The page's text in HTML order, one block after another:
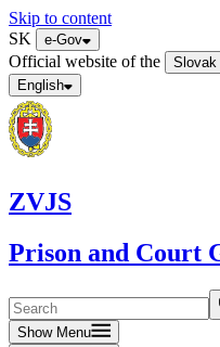
Skip to content
SK
e-Gov
Official website of the
Slovak
English
ZVJS
Prison and Court
Show Menu